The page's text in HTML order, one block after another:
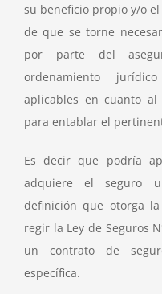
su beneficio propio y/o
de que se torne
por parte del
ordenamiento
aplicables en cuanto
para entablar el
Es decir que podría
adquiere el seguro
definición que otorga
regir la Ley de Seguros
un contrato de
específica.